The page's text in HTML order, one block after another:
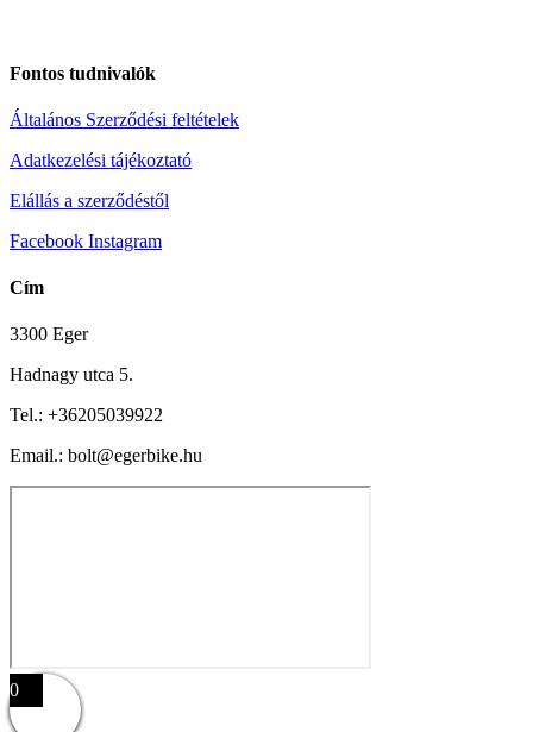
Fontos tudnivalók
Általános Szerződési feltételek
Adatkezelési tájékoztató
Elállás a szerződéstől
Facebook Instagram
Cím
3300 Eger
Hadnagy utca 5.
Tel.: +36205039922
Email.: bolt@egerbike.hu
0